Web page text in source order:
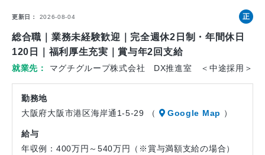
更新日 2026-08-04
正
社
総合職｜業務未経験歓迎｜完全週休2日制・年間休日
120日｜福利厚生充実｜賞与年2回支給
就業先 マグチグループ株式会社 DX推進室 ＜中途採用＞
勤務地
大阪府大阪市港区海岸通1-5-29 （
Google Map ）
給与
年収例：400万円～540万円（※賞与満額支給の場合）